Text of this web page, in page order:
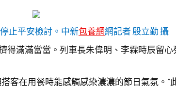
止平安檢討。中新包養網網記者 殷立勤 攝
滿滿當當。列車長朱偉明、李霖時辰留心
客在用餐時能感觸感染濃濃的節日氣氛。”